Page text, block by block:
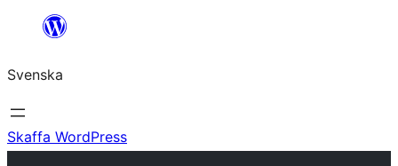
Hoppa
innehåll
Svenska
Skaffa WordPress